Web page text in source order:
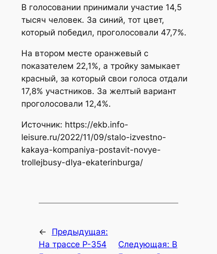
В голосовании принимали участие 14,5
тысяч человек. За синий, тот цвет,
который победил, проголосовали 47,7%.
На втором месте оранжевый с
показателем 22,1%, а тройку замыкает
красный, за который свои голоса отдали
17,8% участников. За желтый вариант
проголосовали 12,4%.
Источник: https://ekb.info-
leisure.ru/2022/11/09/stalo-izvestno-
kakaya-kompaniya-postavit-novye-
trollejbusy-dlya-ekaterinburga/
←
Предыдущая:
На трассе Р-354
Следующая: В